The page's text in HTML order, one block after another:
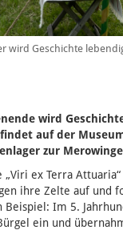
wird Geschichte
wird
auf der
zur
„Viri ex Terra
ihre Zelte auf und
Beispiel: Im 5.
ein und